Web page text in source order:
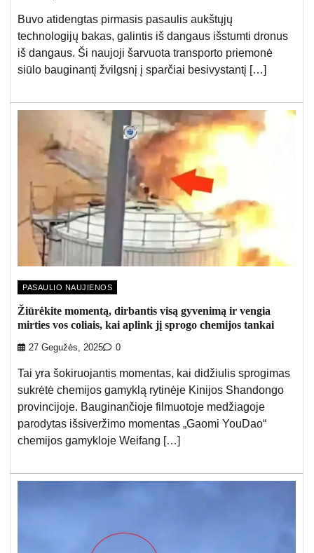
Buvo atidengtas pirmasis pasaulis aukštųjų
technologijų bakas, galintis iš dangaus išstumti dronus
iš dangaus. Ši naujoji šarvuota transporto priemonė
siūlo bauginantį žvilgsnį į sparčiai besivystantį […]
PASAULIO NAUJIENOS
Žiūrėkite momentą, dirbantis visą gyvenimą ir vengia
mirties vos coliais, kai aplink jį sprogo chemijos tankai
27 Gegužės, 2025 0
Tai yra šokiruojantis momentas, kai didžiulis sprogimas
sukrėtė chemijos gamyklą rytinėje Kinijos Shandongo
provincijoje. Bauginančioje filmuotoje medžiagoje
parodytas išsiveržimo momentas „Gaomi YouDao“
chemijos gamykloje Weifang […]